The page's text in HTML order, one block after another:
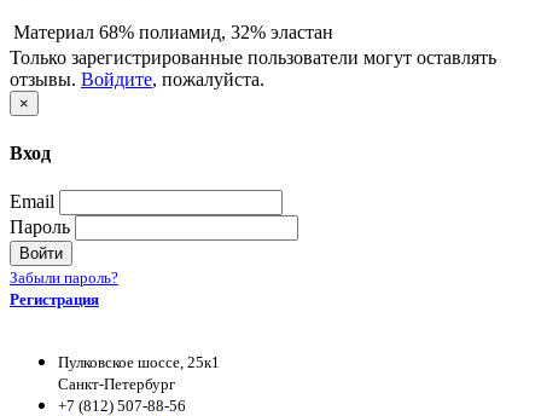
Материал 68% полиамид, 32% эластан
Только зарегистрированные пользователи могут оставлять
отзывы. Войдите, пожалуйста.
×
Вход
Email
Пароль
Войти
Забыли пароль?
Регистрация
Пулковское шоссе, 25к1
Санкт-Петербург
+7 (812) 507-88-56